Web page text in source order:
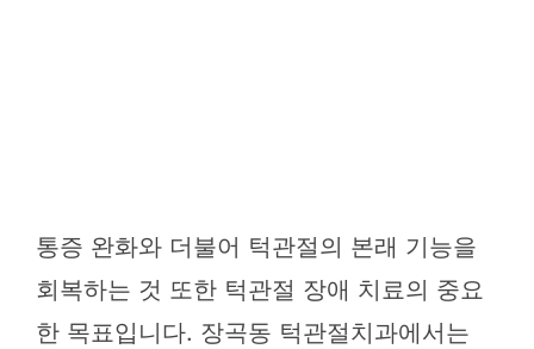
통증 완화와 더불어 턱관절의 본래 기능을
회복하는 것 또한 턱관절 장애 치료의 중요
한 목표입니다. 장곡동 턱관절치과에서는